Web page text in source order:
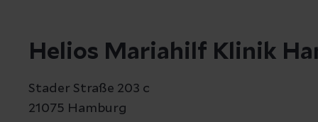
Helios Mariahilf Klinik
Stader Straße 203 c
21075 Hamburg